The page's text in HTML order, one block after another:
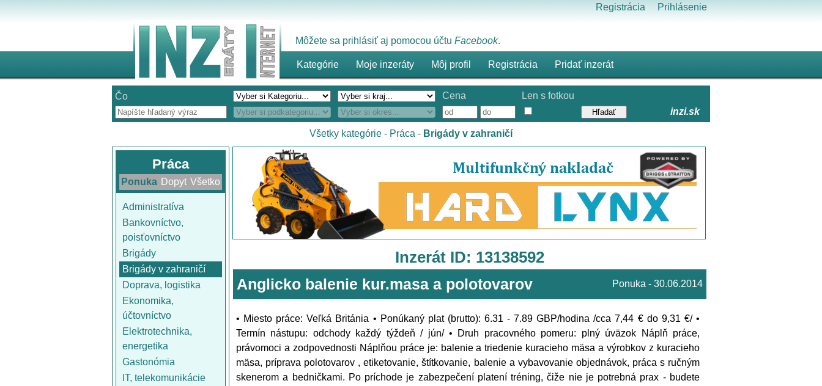
Registrácia Prihlásenie
Môžete sa prihlásiť aj pomocou účtu Facebook.
Kategórie Moje inzeráty Môj profil Registrácia Pridať inzerát
Čo Cena
Len s fotkou
inzi.sk
Všetky kategórie - Práca - Brigády v zahraničí
Práca
Ponuka Dopyt Všetko
Administratíva
Bankovníctvo,
poisťovníctvo
Brigády
Brigády v zahraničí
Doprava, logistika
Ekonomika,
účtovníctvo
Elektrotechnika,
energetika
Gastonómia
IT, telekomunikácie
Inzerát ID: 13138592
Anglicko balenie kur.masa a polotovarov
Ponuka - 30.06.2014
• Miesto práce: Veľká Británia • Ponúkaný plat (brutto): 6.31 - 7.89 GBP/hodina /cca 7,44 € do 9,31 €/ •
Termín nástupu: odchody každý týždeň / jún/ • Druh pracovného pomeru: plný úväzok Náplň práce,
právomoci a zodpovednosti Náplňou práce je: balenie a triedenie kuracieho mäsa a výrobkov z kuracieho
mäsa, príprava polotovarov , etiketovanie, štítkovanie, balenie a vybavovanie objednávok, práca s ručným
skenerom a bedničkami. Po príchode je zabezpečení platení tréning, čiže nie je potrebná prax - budete